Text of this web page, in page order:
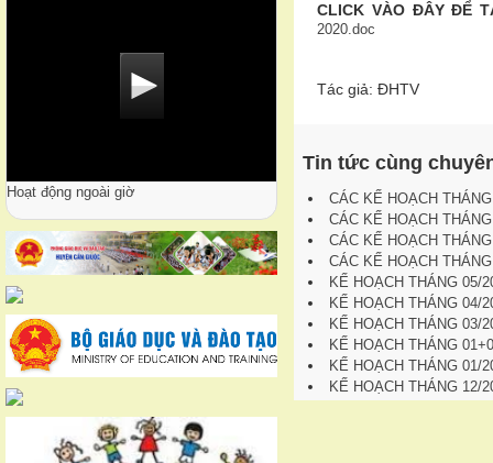
Hoạt động ngoài giờ
CLICK VÀO ĐÂY ĐỂ
2020.doc
Tác giả: ĐHTV
Tin tức cùng
CÁC KẾ HOẠCH
CÁC KẾ HOẠCH
CÁC KẾ HOẠCH
CÁC KẾ HOẠCH
KẾ HOẠCH THÁNG 05/
KẾ HOẠCH THÁNG 04/
KẾ HOẠCH THÁNG 03/
KẾ HOẠCH THÁNG
KẾ HOẠCH THÁNG 01/
KẾ HOẠCH THÁNG 12/